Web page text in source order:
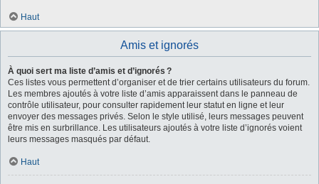
Haut
Amis et ignorés
À quoi sert ma liste d’amis et d’ignorés ?
Ces listes vous permettent d’organiser et de trier certains utilisateurs du forum.
Les membres ajoutés à votre liste d’amis apparaissent dans le panneau de
contrôle utilisateur, pour consulter rapidement leur statut en ligne et leur
envoyer des messages privés. Selon le style utilisé, leurs messages peuvent
être mis en surbrillance. Les utilisateurs ajoutés à votre liste d’ignorés voient
leurs messages masqués par défaut.
Haut